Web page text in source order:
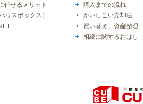
任せるメリット
ウスボックス）
購入までの流れ
かいしこい売却法
買い替え、資産整理
相続に関するおはし